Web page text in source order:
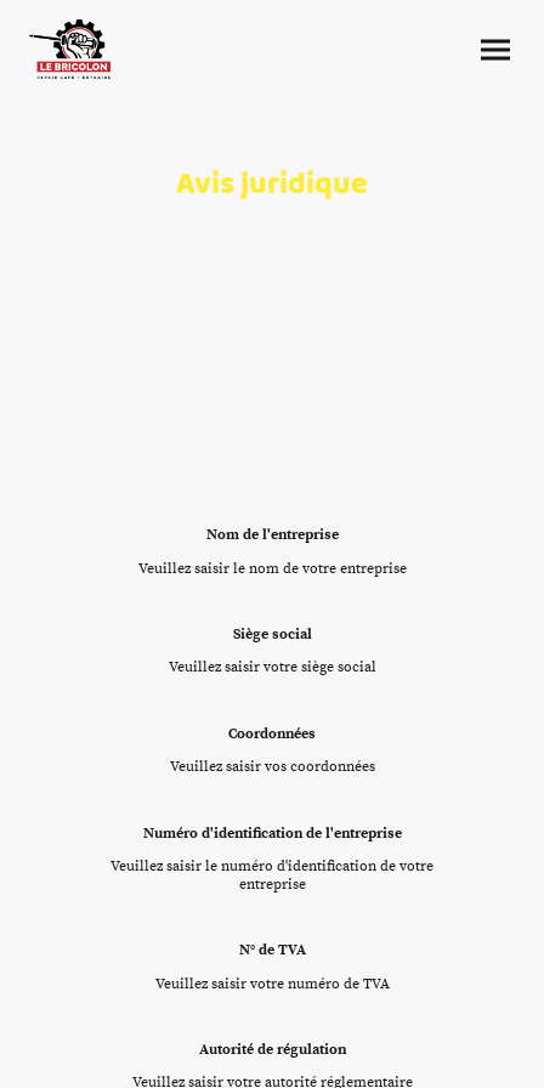
Avis juridique
Nom de l'entreprise
Veuillez saisir le nom de votre entreprise
Siège social
Veuillez saisir votre siège social
Coordonnées
Veuillez saisir vos coordonnées
Numéro d'identification de l'entreprise
Veuillez saisir le numéro d'identification de votre
entreprise
N° de TVA
Veuillez saisir votre numéro de TVA
Autorité de régulation
Veuillez saisir votre autorité réglementaire